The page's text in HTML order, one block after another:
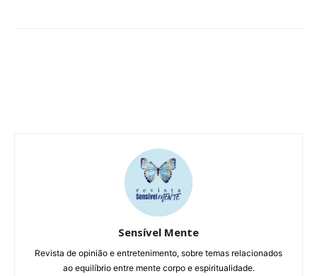
Sensível Mente
Revista de opinião e entretenimento, sobre temas relacionados
ao equilíbrio entre mente corpo e espiritualidade.